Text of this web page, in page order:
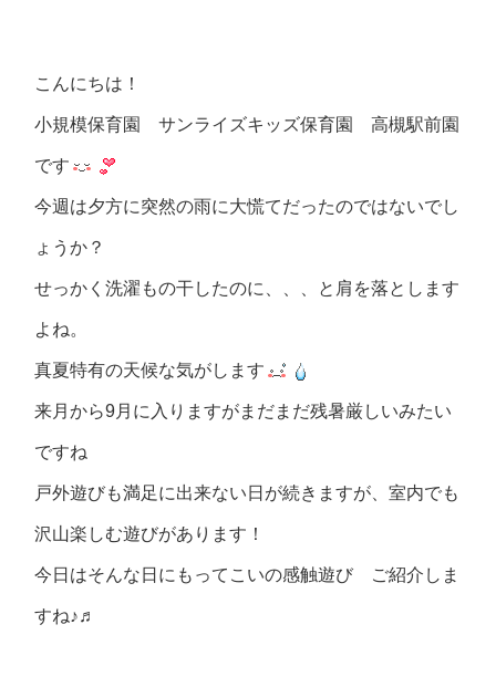
こんにちは！
小規模保育園 サンライズキッズ保育園 高槻駅前園
です
今週は夕方に突然の雨に大慌てだったのではないでし
ょうか？
せっかく洗濯もの干したのに、、、と肩を落とします
よね。
真夏特有の天候な気がします
来月から9月に入りますがまだまだ残暑厳しいみたい
ですね
戸外遊びも満足に出来ない日が続きますが、室内でも
沢山楽しむ遊びがあります！
今日はそんな日にもってこいの感触遊び ご紹介しま
すね♪♬